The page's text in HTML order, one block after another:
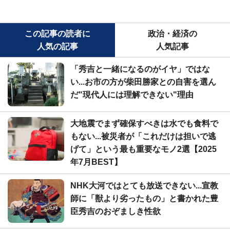
この記事の読者に
人気の記事
政治・経済の
人気記事
「秀吉と一緒になるのがイヤ」ではな
い...お市の方が柴田勝家との自害を選ん
だ"現代人には理解できない"理由
大地震でまず確保すべきは水でも食料で
もない...被災者が「これだけは担いで逃
げて」という最も重要なモノ2選【2025
年7月BEST】
NHK大河ではとても放送できない...宣教
師に「獣より劣ったもの」と書かれた豊
臣秀吉のおぞましき性欲